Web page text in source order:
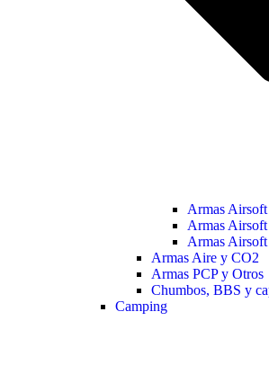
Armas
Armas
Armas Airsoft
Armas Aire y CO2
Armas PCP y Otros
Chumbos, BBS y
Camping